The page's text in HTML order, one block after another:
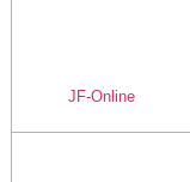
JF-Online